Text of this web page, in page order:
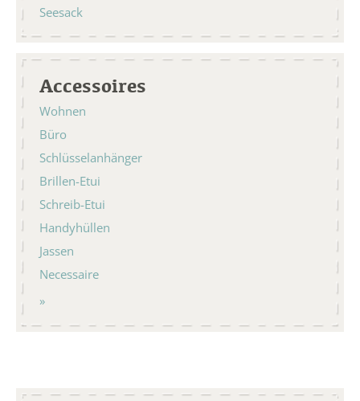
Seesack
Accessoires
Wohnen
Büro
Schlüsselanhänger
Brillen-Etui
Schreib-Etui
Handyhüllen
Jassen
Necessaire